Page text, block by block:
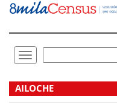
Vai
direttamente
Toggle
navigation
.
AILOCHE